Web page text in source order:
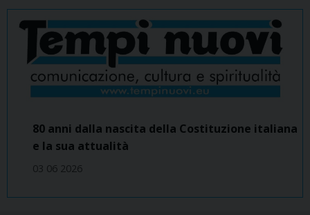
80 anni dalla nascita della Costituzione italiana
e la sua attualità
03 06 2026